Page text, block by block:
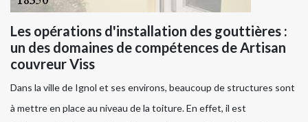
Les opérations d'installation des gouttières :
un des domaines de compétences de Artisan
couvreur Viss
Dans la ville de Ignol et ses environs, beaucoup de structures sont
à mettre en place au niveau de la toiture. En effet, il est